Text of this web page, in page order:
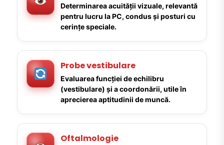
Determinarea acuității vizuale, relevantă
pentru lucru la PC, condus și posturi cu
cerințe speciale.
Probe vestibulare
Evaluarea funcției de echilibru
(vestibulare) și a coordonării, utile în
aprecierea aptitudinii de muncă.
Oftalmologie